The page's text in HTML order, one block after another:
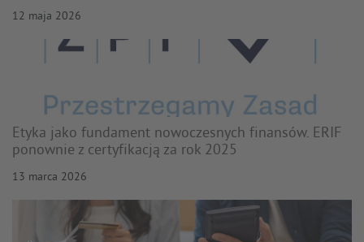
12 maja 2026
Etyka jako fundament nowoczesnych finansów. ERIF
ponownie z certyfikacją za rok 2025
13 marca 2026